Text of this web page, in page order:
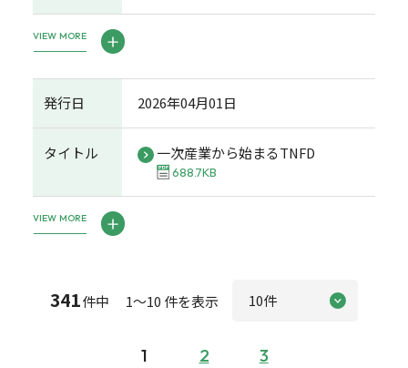
VIEW MORE
発行日 2026年04月01日
タイトル 一次産業から始まるTNFD
688.7KB
VIEW MORE
341件中 1～10 件を表示
1 2 3